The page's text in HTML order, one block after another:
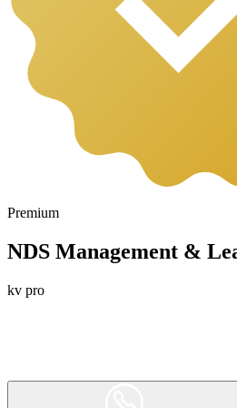
Premium
NDS Management &
kv pro